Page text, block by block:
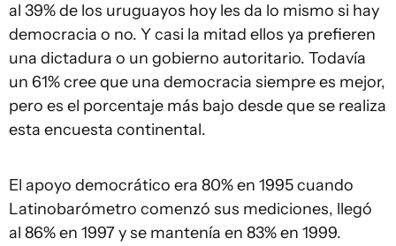
al 39% de los uruguayos hoy les da lo mismo si hay
democracia o no. Y casi la mitad ellos ya prefieren
una dictadura o un gobierno autoritario. Todavía
un 61% cree que una democracia siempre es mejor,
pero es el porcentaje más bajo desde que se realiza
esta encuesta continental.
El apoyo democrático era 80% en 1995 cuando
Latinobarómetro comenzó sus mediciones, llegó
al 86% en 1997 y se mantenía en 83% en 1999.